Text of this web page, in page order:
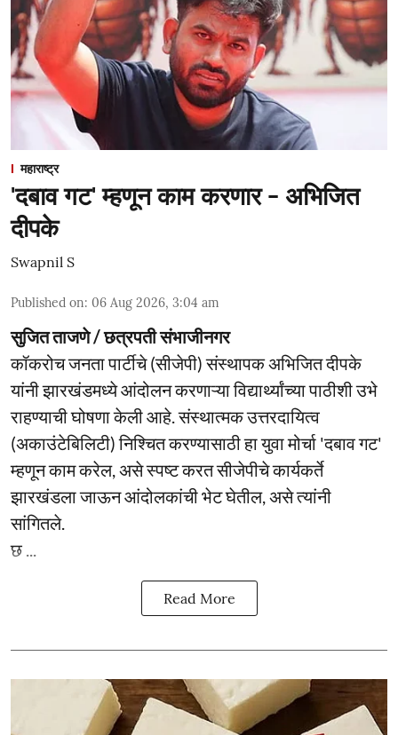
महाराष्ट्र
'दबाव गट' म्हणून काम करणार - अभिजित
दीपके
Swapnil S
Published on: 06 Aug 2026, 3:04 am
सुजित ताजणे / छत्रपती संभाजीनगर
कॉकरोच जनता पार्टीचे (सीजेपी) संस्थापक अभिजित दीपके
यांनी झारखंडमध्ये आंदोलन करणाऱ्या विद्यार्थ्यांच्या पाठीशी उभे
राहण्याची घोषणा केली आहे. संस्थात्मक उत्तरदायित्व
(अकाउंटेबिलिटी) निश्चित करण्यासाठी हा युवा मोर्चा 'दबाव गट'
म्हणून काम करेल, असे स्पष्ट करत सीजेपीचे कार्यकर्ते
झारखंडला जाऊन आंदोलकांची भेट घेतील, असे त्यांनी
सांगितले.
छ ...
Read More